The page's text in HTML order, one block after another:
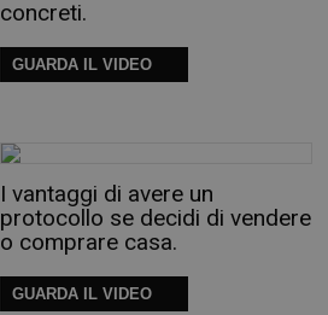
concreti.
GUARDA IL VIDEO
I vantaggi di avere un
protocollo se decidi di vendere
o comprare casa.
GUARDA IL VIDEO